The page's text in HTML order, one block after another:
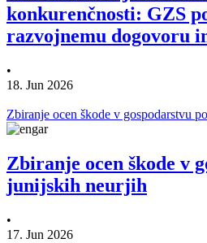
konkurenčnosti: GZS
razvojnemu dogovoru
•
18. Jun 2026
Zbiranje ocen škode v gospodarstvu
Zbiranje ocen škode v
junijskih neurjih
•
17. Jun 2026